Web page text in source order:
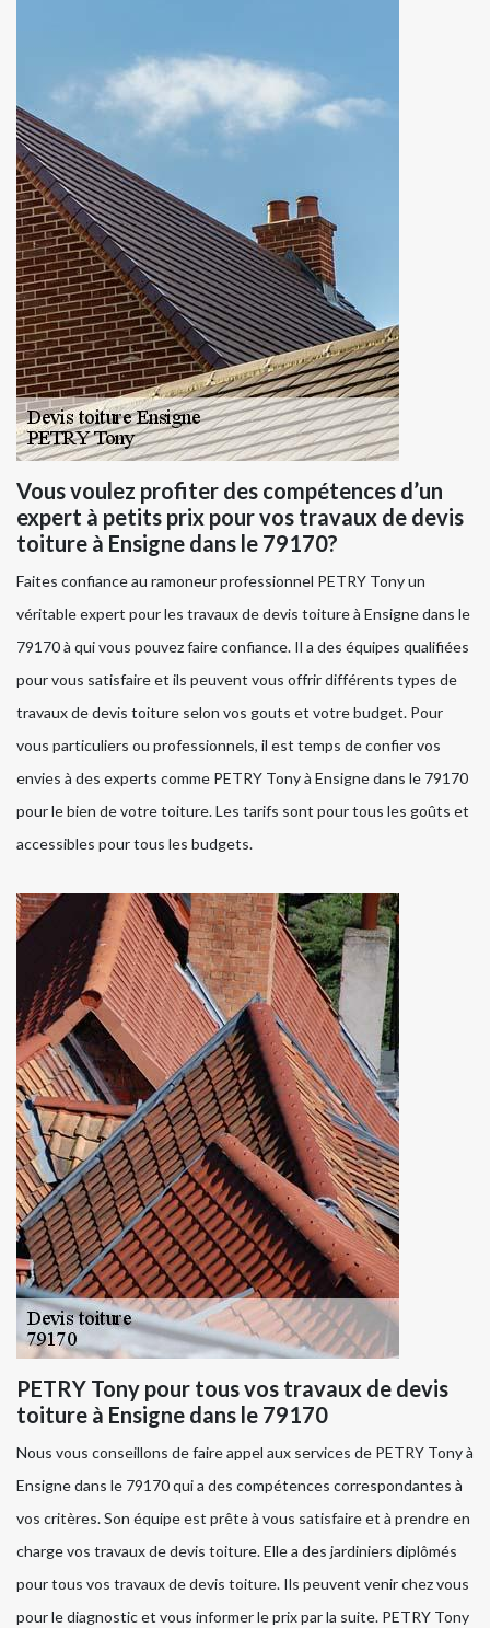
Vous voulez profiter des compétences d’un
expert à petits prix pour vos travaux de devis
toiture à Ensigne dans le 79170?
Faites confiance au ramoneur professionnel PETRY Tony un
véritable expert pour les travaux de devis toiture à Ensigne dans le
79170 à qui vous pouvez faire confiance. Il a des équipes qualifiées
pour vous satisfaire et ils peuvent vous offrir différents types de
travaux de devis toiture selon vos gouts et votre budget. Pour
vous particuliers ou professionnels, il est temps de confier vos
envies à des experts comme PETRY Tony à Ensigne dans le 79170
pour le bien de votre toiture. Les tarifs sont pour tous les goûts et
accessibles pour tous les budgets.
PETRY Tony pour tous vos travaux de devis
toiture à Ensigne dans le 79170
Nous vous conseillons de faire appel aux services de PETRY Tony à
Ensigne dans le 79170 qui a des compétences correspondantes à
vos critères. Son équipe est prête à vous satisfaire et à prendre en
charge vos travaux de devis toiture. Elle a des jardiniers diplômés
pour tous vos travaux de devis toiture. Ils peuvent venir chez vous
pour le diagnostic et vous informer le prix par la suite. PETRY Tony